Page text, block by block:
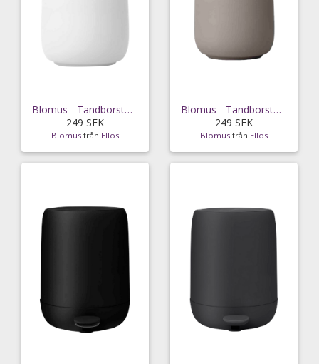
Blomus - Tandborstmugg Sono 0,3L - Vit
249 SEK
Blomus från Ellos
Blomus - Tandborstmugg Sono 0,3L - Grå
249 SEK
Blomus från Ellos